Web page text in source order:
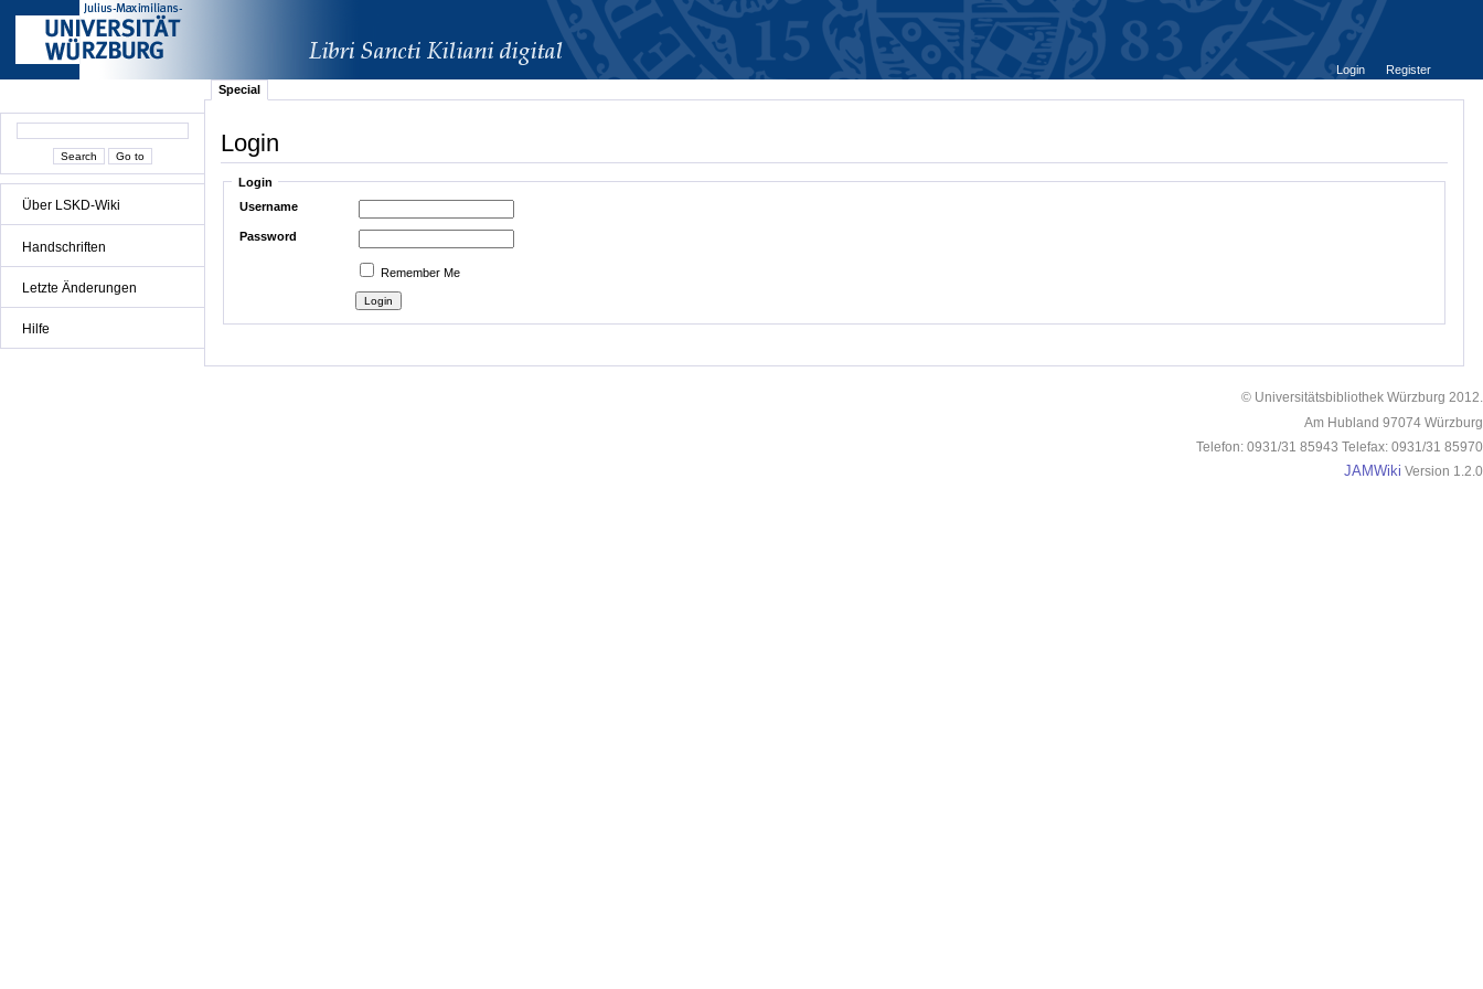
Über LSKD-Wiki
Handschriften
Letzte Änderungen
Hilfe
Login
Register
Special
Login
Login
Username
Password
Remember Me
© Universitätsbibliothek Würzburg 2012.
Am Hubland 97074 Würzburg
Telefon: 0931/31 85943 Telefax: 0931/31 85970
JAMWiki Version 1.2.0